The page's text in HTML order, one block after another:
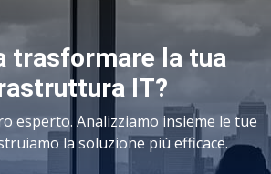
trasformare la tua
IT?
esperto. Analizziamo insieme le tue
la soluzione più efficace.